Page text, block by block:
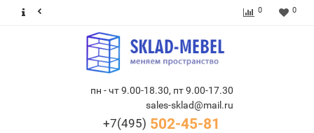
0 0
пн - чт 9.00-18.30, пт 9.00-17.30
sales-sklad@mail.ru
+7(495) 502-45-81